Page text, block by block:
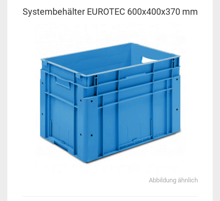
Systembehälter EUROTEC 600x400x370 mm
Abbildung ähnlich